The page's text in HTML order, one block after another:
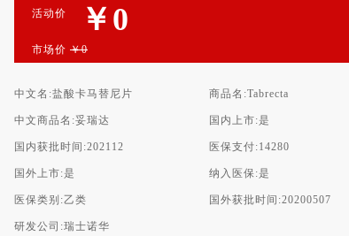
活动价 ￥0
市场价 ￥0
中文名:盐酸卡马替尼片 商品名:Tabrecta
中文商品名:妥瑞达 国内上市:是
国内获批时间:202112 医保支付:14280
国外上市:是 纳入医保:是
医保类别:乙类 国外获批时间:20200507
研发公司:瑞士诺华